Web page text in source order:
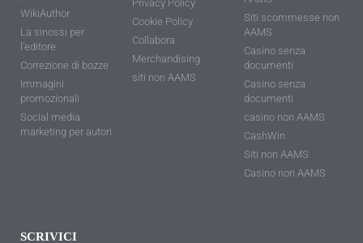
WikiAuthor
La sinossi per
l'editore
Correzione di bozze
Immagini
promozionali
Social media
marketing per autori
Privacy Policy
Cookie Policy
Collabora
Merchandising
siti non AAMS
Siti scommesse non
AAMS
Casino senza
documenti
Casino senza
documenti
casino non AAMS
CashWin
Siti non AAMS
Casino non AAMS
SCRIVICI